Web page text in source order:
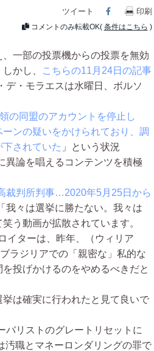
ツイート Facebook
印刷
コメントのみ転載OK( 条件はこちら )
一部の投票機からの投票を無効
かし、
こちらの11月24日の記事
デ・モラエスは水曜日、ボルソ
の同盟のアカウントを停止し
ンの疑いをかけられており、調
されていた 」という状況
異論を唱えるコンテンツを積極
裁判所判事…2020年5月25日から
我々は選挙に勝たない。我々は
う動画が拡散されています。
イターは、昨年、（ウィリア
ラジリアでの「親密な」私的な
投げかけるのをやめるべきだと
は確実に行われたと見て良いで
リストのグレートリセットに
汚職とマネーロンダリングの罪で